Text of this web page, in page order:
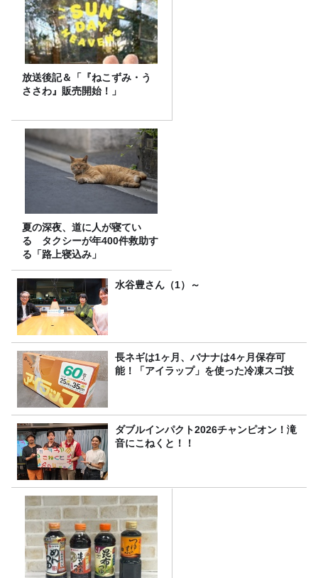
放送後記＆「『ねこずみ・う
ささわ』販売開始！」
夏の深夜、道に人が寝てい
る タクシーが年400件救助す
る「路上寝込み」
水谷豊さん（1）～
長ネギは1ヶ月、バナナは4ヶ月保存可
能！「アイラップ」を使った冷凍スゴ技
ダブルインパクト2026チャンピオン！滝
音にこねくと！！